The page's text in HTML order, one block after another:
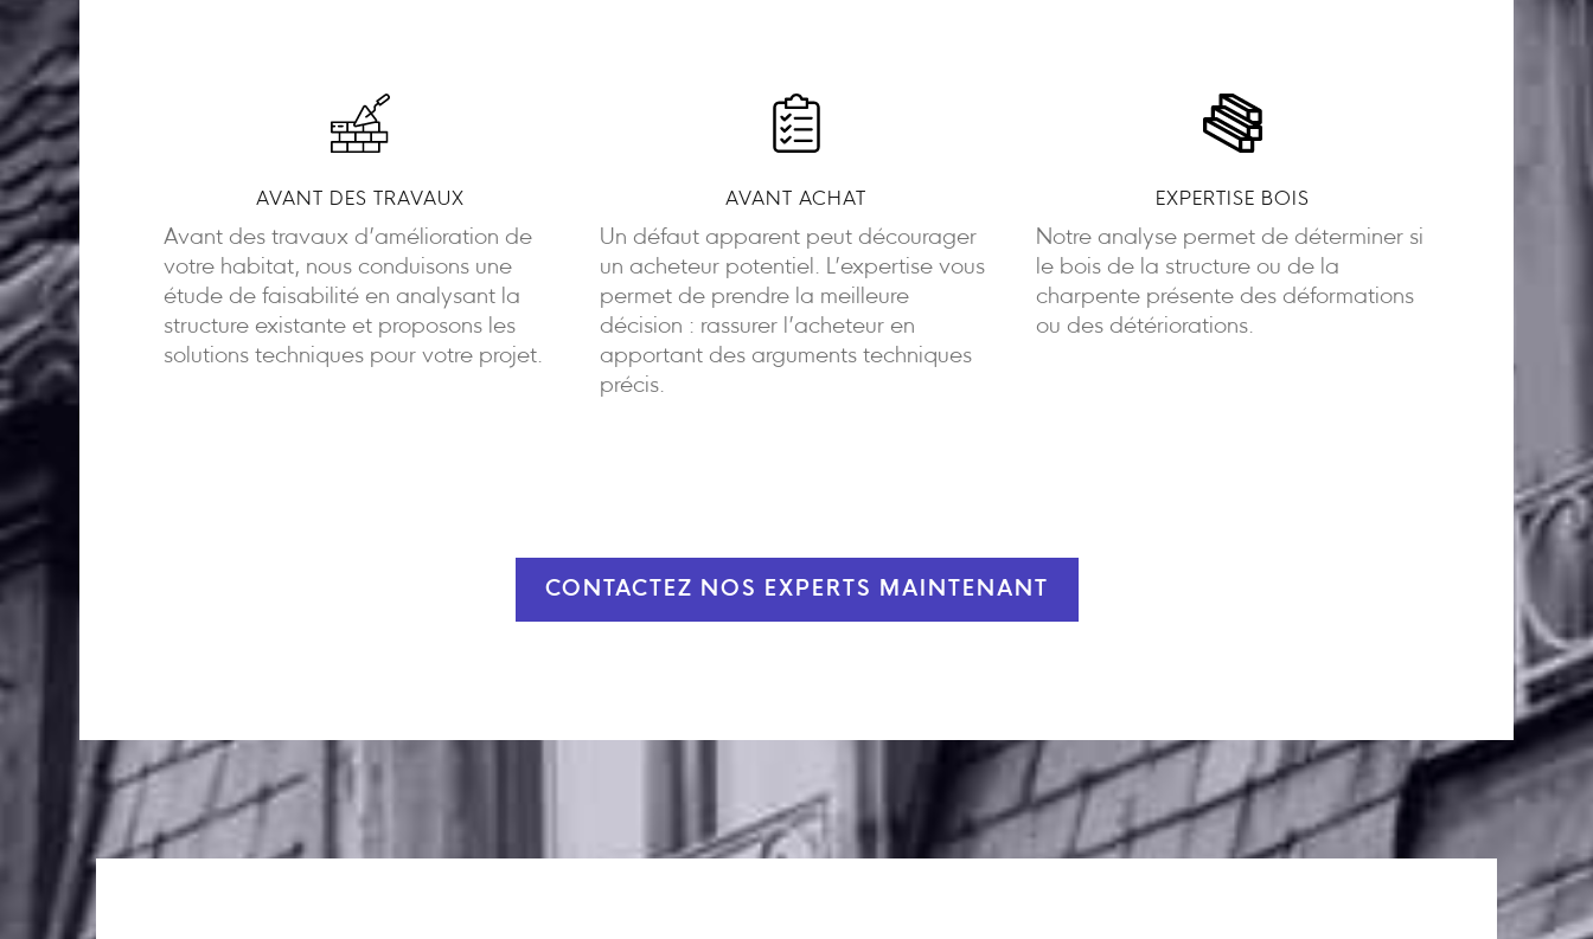
AVANT DES TRAVAUX
Avant des travaux d’amélioration de
votre habitat, nous conduisons une
étude de faisabilité en analysant la
structure existante et proposons les
solutions techniques pour votre projet.
AVANT ACHAT
Un défaut apparent peut décourager
un acheteur potentiel. L’expertise vous
permet de prendre la meilleure
décision : rassurer l’acheteur en
apportant des arguments techniques
précis.
EXPERTISE BOIS
Notre analyse permet de déterminer si
le bois de la structure ou de la
charpente présente des déformations
ou des détériorations.
CONTACTEZ NOS EXPERTS MAINTENANT